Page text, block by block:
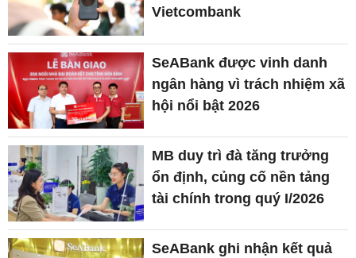
Vietcombank
SeABank được vinh danh
ngân hàng vì trách nhiệm xã
hội nổi bật 2026
MB duy trì đà tăng trưởng
ổn định, củng cố nền tảng
tài chính trong quý I/2026
SeABank ghi nhận kết quả